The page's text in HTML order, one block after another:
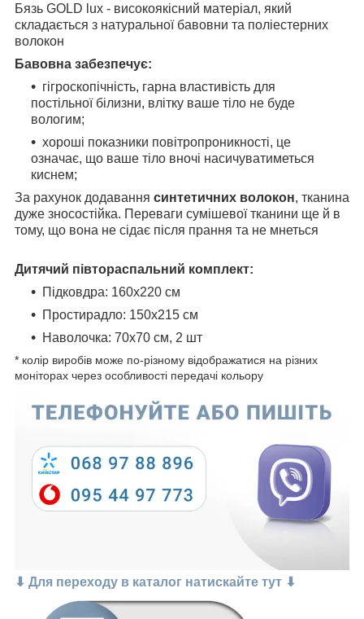
Бязь GOLD lux - високоякісний матеріал, який
складається з натуральної бавовни та поліестерних
волокон
Бавовна забезпечує:
гігроскопічність, гарна властивість для
постільної білизни, влітку ваше тіло не буде
вологим;
хороші показники повітропроникності, це
означає, що ваше тіло вночі насичуватиметься
киснем;
За рахунок додавання синтетичних волокон, тканина
дуже зносостійка. Переваги сумішевої тканини ще й в
тому, що вона не сідає після прання та не мнеться
Дитячий півтораспальний комплект:
Підковдра: 160x220 см
Простирадло: 150x215 см
Наволочка: 70x70 см, 2 шт
* колір виробів може по-різному відображатися на різних
моніторах через особливості передачі кольору
⬇ Для переходу в каталог натискайте тут ⬇